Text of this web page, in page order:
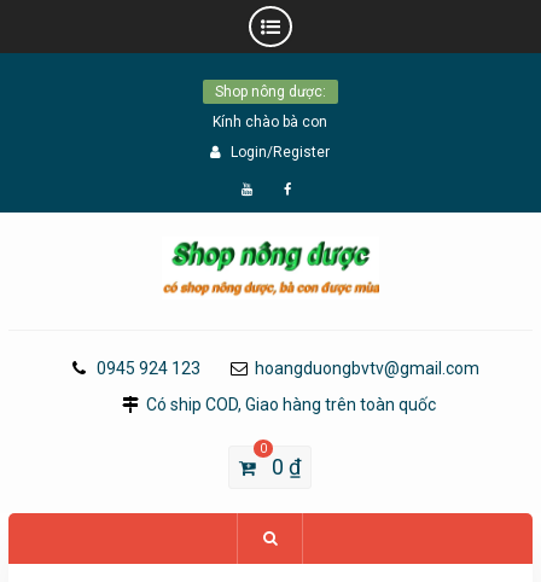
Shop nông dược:
Kính chào bà con
Login/Register
Đăng
YouTube
Page
0945 924 123
hoangduongbvtv@gmail.com
Có ship COD, Giao hàng trên toàn quốc
0
0₫